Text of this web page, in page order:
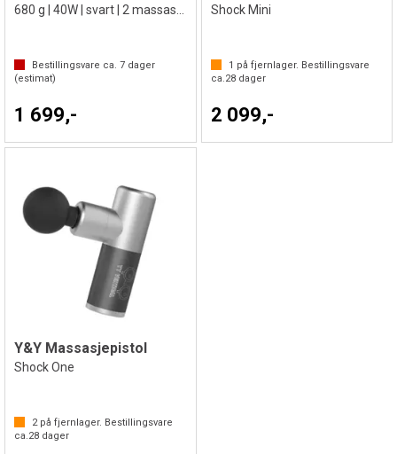
Bestillingsvare ca. 7 dager
(estimat)
1 699,-
Shock Mini
1 på fjernlager. Bestillingsvare
ca.28dager
2 099,-
Y&Y Massasjepistol
Shock One
2på fjernlager. Bestillingsvare
ca.28 dager